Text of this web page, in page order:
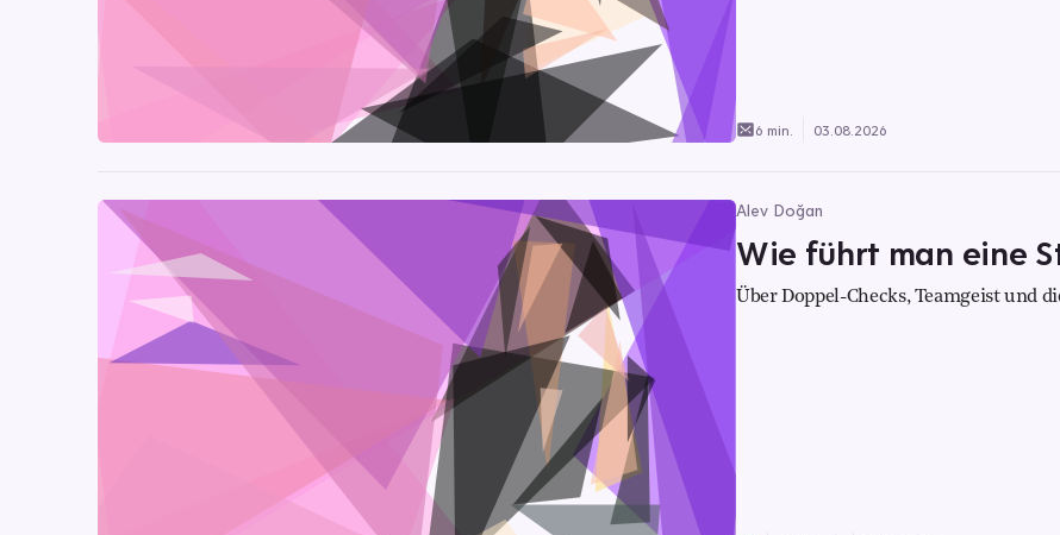
6 min. 03.08.2026
Alev Doğan
Wie führt man eine
Über Doppel-Checks, Teamgeist und